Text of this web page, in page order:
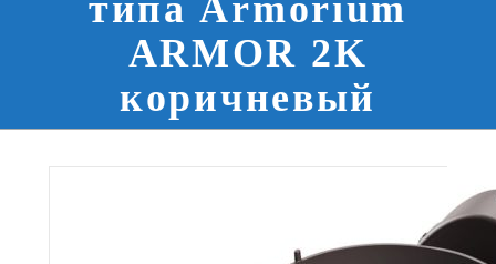
типа Armorium
ARMOR 2K
коричневый